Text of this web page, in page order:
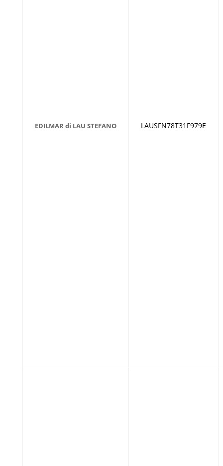
EDILMAR di LAU STEFANO LAUSFN78T31F979E